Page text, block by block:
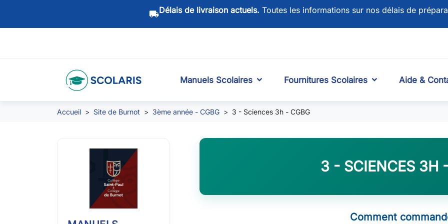
local_shippingDélais de livraison actuels. Toutes les informations sur nos délais de
Manuels Scolaires Fournitures Scolaires Aide &
Accueil Site de Burnot 3ème année - CGBG 3 - Sciences 3h - CGBG
3 - SCIENCES 3H
Comment